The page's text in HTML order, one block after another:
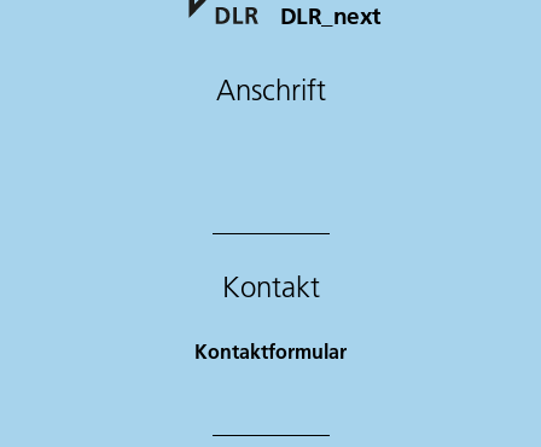
DLR_next
Anschrift
Kontakt
Kontaktformular